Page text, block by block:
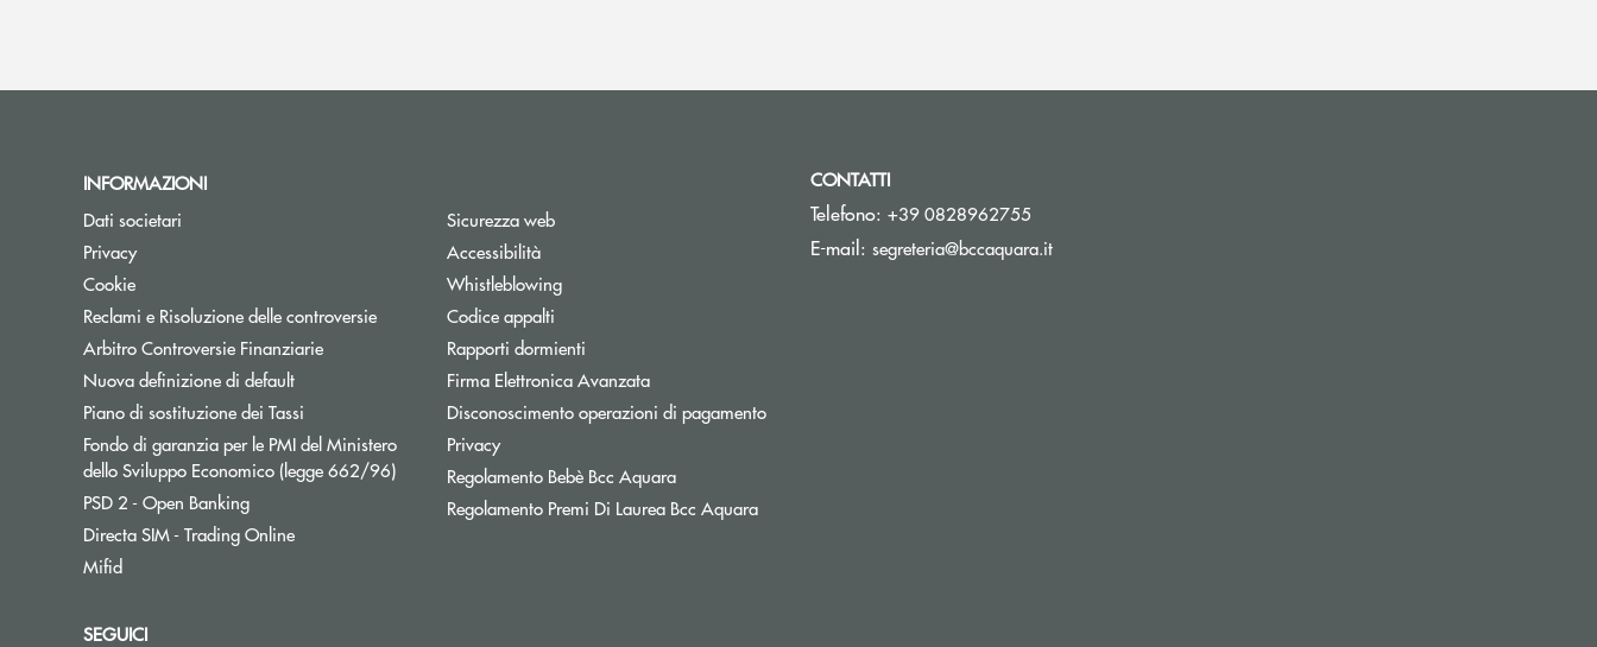
INFORMAZIONI
Dati societari
Privacy
Cookie
Reclami e Risoluzione delle controversie
Arbitro Controversie FinanziarieApre una nuova finestra
Nuova definizione di default
Piano di sostituzione dei Tassi Apre una nuova finestra
Fondo di garanzia per le PMI del Ministero
dello Sviluppo Economico (legge 662/96)Apre una nuova finestra
PSD 2 - Open BankingApre una nuova finestra
Directa SIM - Trading OnlineApre una nuova finestra
Mifid
Sicurezza web
Accessibilità
Whistleblowing
Codice appalti
Rapporti dormienti
Firma Elettronica Avanzata
Disconoscimento operazioni di pagamento
Privacy
Regolamento Bebè Bcc Aquara
Regolamento Premi Di Laurea Bcc Aquara
CONTATTI
Telefono: +39 0828962755
E-mail: segreteria@bccaquara.it(si apre l’app di posta elettronica)
SEGUICI